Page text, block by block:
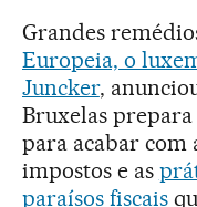
Grandes
Europeia, o
Juncker,
Bruxelas
para acabar com
impostos e as
paraísos fiscais